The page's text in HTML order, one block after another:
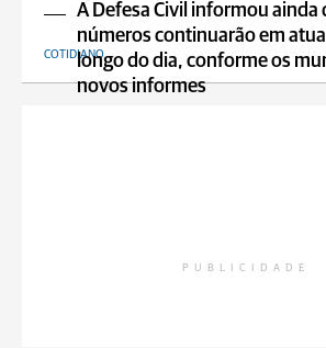
A Defesa Civil informou ainda
números continuarão em
longo do dia, conforme os
novos informes
COTIDIANO
PUBLICIDADE